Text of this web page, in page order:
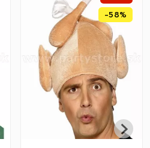
-58%